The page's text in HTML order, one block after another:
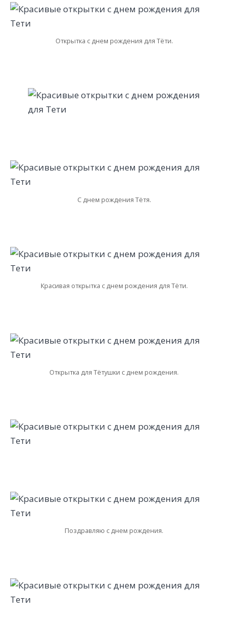
Открытка с днем рождения для Тёти.
С днем рождения Тётя.
Красивая открытка с днем рождения для Тёти.
Открытка для Тётушки с днем рождения.
Поздравляю с днем рождения.